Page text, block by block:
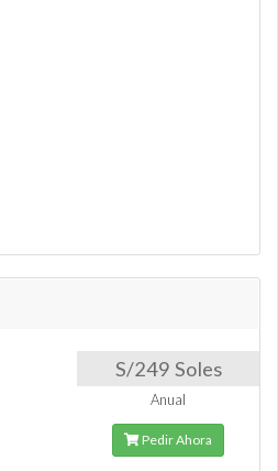
S/249 Soles
Anual
Pedir Ahora